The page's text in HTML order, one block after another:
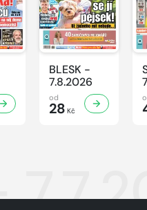
BLESK -
7.8.2026
od
28 Kč